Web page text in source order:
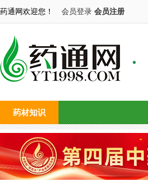
药通网欢迎您！ 会员登录 会员注册
药材知识